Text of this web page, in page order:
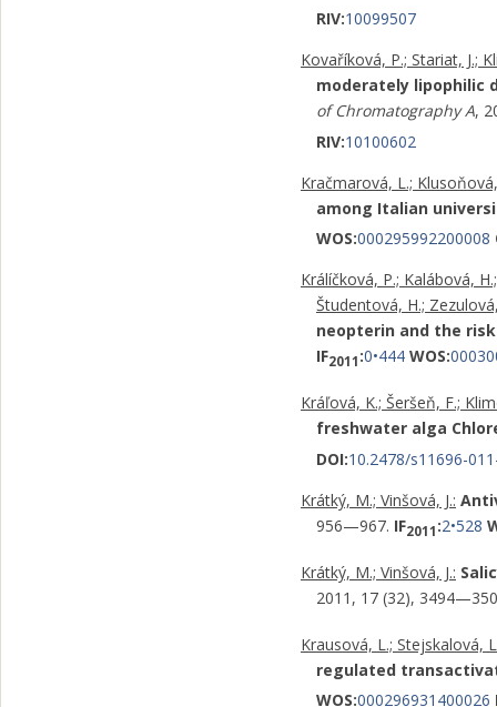
RIV:10099507
Kovaříková, P.; Stariat, J.;
moderately lipophilic
of Chromatography A,
RIV:10100602
Kračmarová, L.;
among Italian
WOS:000295992200008
Králíčková, P.; Kalábová,
Študentová, H.;
neopterin and the
IF2011 :0•444 WOS:
Kráľová, K.; Šeršeň, F.;
freshwater alga
DOI:10.2478/s11696-
Krátký, M.; Vinšová, J.:
956—967. IF2011 :2•528
Krátký, M.; Vinšová, J.:
2011, 17 (32),
Krausová, L.; Stejskalová,
regulated
WOS:000296931400026